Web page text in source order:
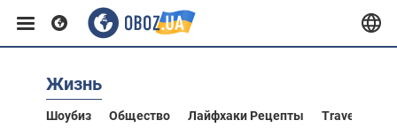
ЕвропаЖизнь
Шоубиз Общество Лайфхаки Рецепты Travel